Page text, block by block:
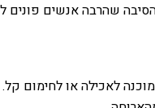
שהרבה אנשים פונים
לאכילה או לחימום